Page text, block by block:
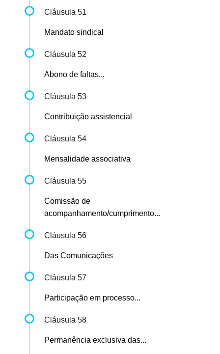
Cláusula 51
Mandato sindical
Cláusula 52
Abono de faltas...
Cláusula 53
Contribuição assistencial
Cláusula 54
Mensalidade associativa
Cláusula 55
Comissão de
acompanhamento/cumprimento...
Cláusula 56
Das Comunicações
Cláusula 57
Participação em processo...
Cláusula 58
Permanência exclusiva das...